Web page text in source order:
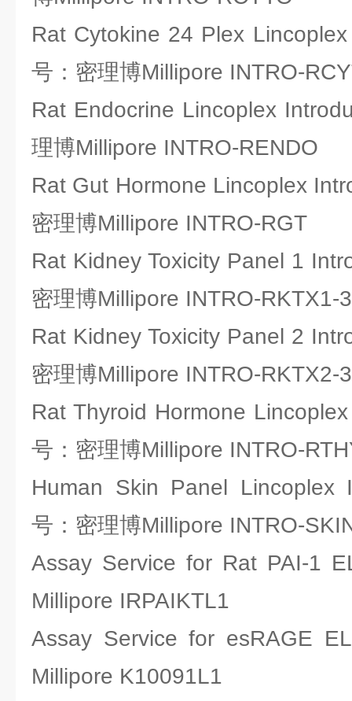
Rat Cytokine 24 Plex
号：密理博Millipore INTRO-
Rat Endocrine Lincoplex
理博Millipore INTRO-RENDO
Rat Gut Hormone Lincoplex
密理博Millipore INTRO-RGT
Rat Kidney Toxicity Panel 1
密理博Millipore INTRO-RKTX1-
Rat Kidney Toxicity Panel 2
密理博Millipore INTRO-RKTX2-
Rat Thyroid Hormone
号：密理博Millipore INTRO-
Human Skin Panel Lincoplex
号：密理博Millipore INTRO-
Assay Service for Rat PAI-1
Millipore IRPAIKTL1
Assay Service for esRAGE
Millipore K10091L1